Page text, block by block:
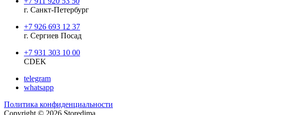
г. Санкт-Петербург
+7 926 693 12 37
г. Сергиев Посад
+7 931 303 10 00
CDEK
telegram
whatsapp
Политика конфиденциальности